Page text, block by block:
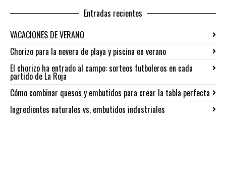
Entradas recientes
VACACIONES DE VERANO
Chorizo para la nevera de playa y piscina en verano
El chorizo ha entrado al campo: sorteos futboleros en cada
partido de La Roja
Cómo combinar quesos y embutidos para crear la tabla perfecta
Ingredientes naturales vs. embutidos industriales